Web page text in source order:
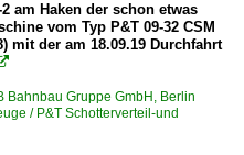
DR V 100.1
2 am Haken der schon etwas
vom Typ P&T 09-32 CSM
mit der am 18.09.19 Durchfahrt
Bahnbau Gruppe GmbH, Berlin
/ P&T Schotterverteil-und